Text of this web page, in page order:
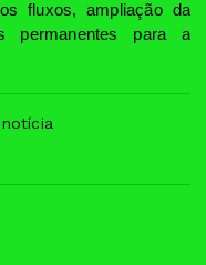
fluxos, ampliação da
permanentes para a